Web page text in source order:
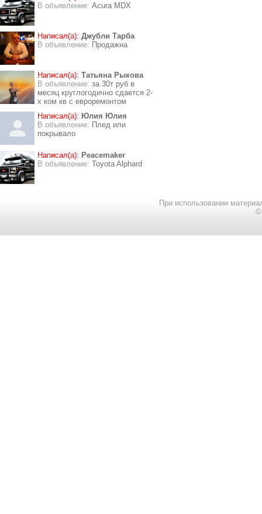
В объявление: Acura MDX
Написал(а): Джубли Тарба
В объявление: Продажна
Написал(а): Татьяна Рыкова
В объявление: за 30т руб в
месяц круглогодично сдается 2-
х ком кв с евроремонтом
Написал(а): Юлия Юлия
В объявление: Плед или
покрывало
Написал(а): Peacemaker
В объявление: Toyota Alphard
При использовании